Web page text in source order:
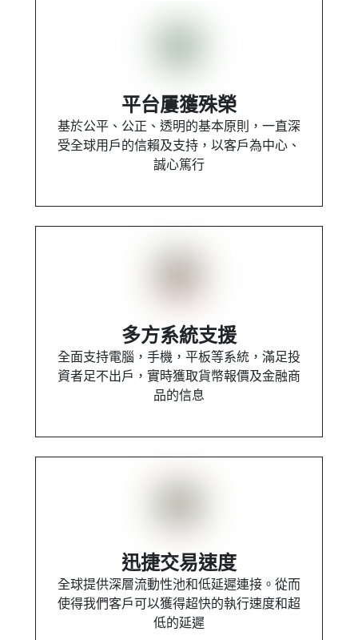
平台屢獲殊榮
基於公平、公正、透明的基本原則，一直深
受全球用戶的信賴及支持，以客戶為中心、
誠心篤行
多方系統支援
全面支持電腦，手機，平板等系統，滿足投
資者足不出戶，實時獲取貨幣報價及金融商
品的信息
迅捷交易速度
全球提供深層流動性池和低延遲連接。從而
使得我們客戶可以獲得超快的執行速度和超
低的延遲